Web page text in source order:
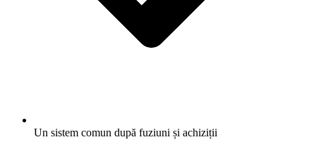
Un sistem comun după fuziuni și achiziții